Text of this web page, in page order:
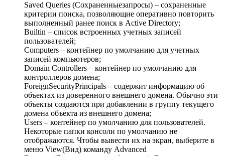
Saved Queries (Сохраненныезапросы) – сохраненные
критерии поиска, позволяющие оперативно повторить
выполненный ранее поиск в Active Directory;
Builtin – список встроенных учетных записей
пользователей;
Computers – контейнер по умолчанию для учетных
записей компьютеров;
Domain Controllers – контейнер по умолчанию для
контроллеров домена;
ForeignSecurityPrincipals – содержит информацию об
объектах из доверенного внешнего домена. Обычно эти
объекты создаются при добавлении в группу текущего
домена объекта из внешнего домена;
Users – контейнер по умолчанию для пользователей.
Некоторые папки консоли по умолчанию не
отображаются. Чтобы вывести их на экран, выберите в
меню View(Вид) команду Advanced